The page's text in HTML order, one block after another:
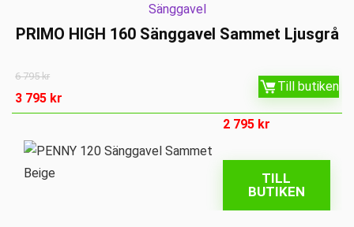
Sänggavel
PRIMO HIGH 160 Sänggavel Sammet Ljusgrå
6 795kr
3 795 kr
Till butiken
2 795 kr
TILL
BUTIKEN